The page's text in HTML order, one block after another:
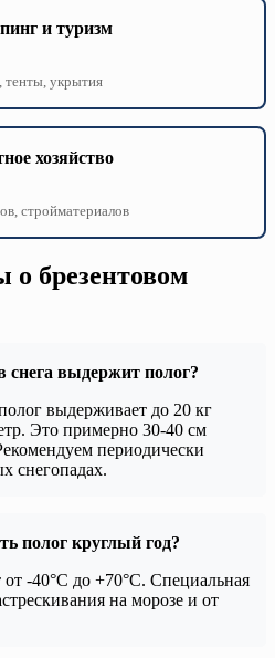
и туризм
тенты, укрытия
хозяйство
стройматериалов
о брезентовом
снега выдержит полог?
выдерживает до 20 кг
Это примерно 30-40 см
периодически
снегопадах.
полог круглый год?
-40°C до +70°C. Специальная
на морозе и от